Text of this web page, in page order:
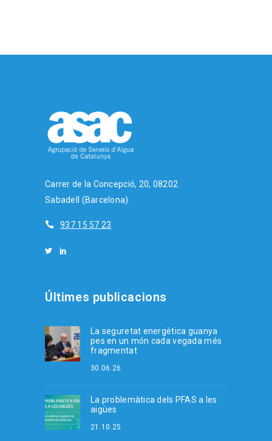
Carrer de la Concepció, 20, 08202
Sabadell (Barcelona).
937 15 57 23
Últimes publicacions
La seguretat energètica guanya
pes en un món cada vegada més
fragmentat
30.06.26
La problemàtica dels PFAS a les
aigües
21.10.25